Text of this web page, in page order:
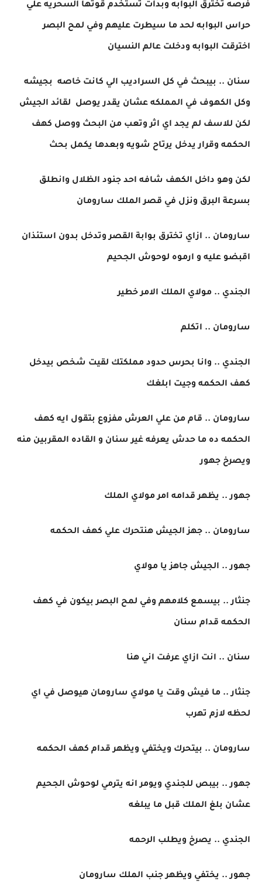
فرصه تخترق البوابه وبدأت تستخدم قوتها السحريه علي
حراس البوابه لحد ما سيطرت عليهم وفي لمح البصر
اخترقت البوابه ودخلت عالم النسيان
سنان .. بيبحث في كل السراديب الي كانت خاصه بجيشه
وكل الكهوف في المملكه عشان يقدر يوصل لقائد الجيش
لكن للاسف لم يجد اي اثر وتعب من البحث ووصل كهف
الحكمه وقرار يدخل يرتاح شويه وبعدها يكمل بحث
لكن وهو داخل الكهف شافه احد جنود الظلال وانطلق
بسرعة البرق ونزل في قصر الملك سارومان
سارومان .. ازاي تخترق بوابة القصر وتدخل بدون استئذان
اقبضو عليه و ارموه لوحوش الجحيم
الجندي .. مولاي الملك الامر خطير
سارومان .. اتكلم
الجندي .. وانا بحرس حدود مملكتك لقيت شخص بيدخل
كهف الحكمه وجيت ابلغك
سارومان .. قام من علي العرش مفزوع بتقول ايه كهف
الحكمه ده ما حدش يعرفه غير سنان و القاده المقربين منه
ويصرخ جهور
جهور .. يظهر قدامه امر مولاي الملك
سارومان .. جهز الجيش هنتحرك علي كهف الحكمه
جهور .. الجيش جاهز يا مولاي
جنثار .. بيسمع كلامهم وفي لمح البصر بيكون في كهف
الحكمه قدام سنان
سنان .. انت ازاي عرفت اني هنا
جنثار .. ما فيش وقت يا مولاي سارومان هيوصل في اي
لحظه لازم تهرب
سارومان .. بيتحرك ويختفي ويظهر قدام كهف الحكمه
جهور .. بيبص للجندي ويومر انه يترمي لوحوش الجحيم
عشان بلغ الملك قبل ما يبلغه
الجندي .. يصرخ ويطلب الرحمه
جهور .. يختفي ويظهر جنب الملك سارومان